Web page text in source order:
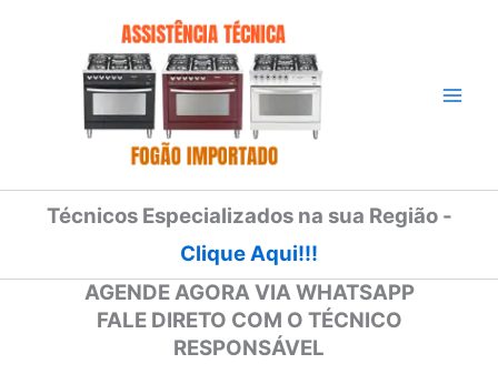
Técnicos Especializados na sua Região -
Clique Aqui!!!
AGENDE AGORA VIA WHATSAPP
FALE DIRETO COM O TÉCNICO
RESPONSÁVEL